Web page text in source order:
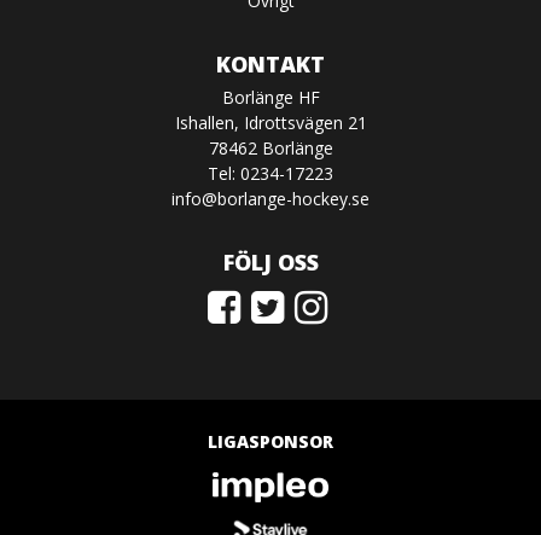
KONTAKT
Borlänge HF
Ishallen, Idrottsvägen 21
78462 Borlänge
Tel: 0234-17223
info@borlange-hockey.se
FÖLJ OSS
LIGASPONSOR